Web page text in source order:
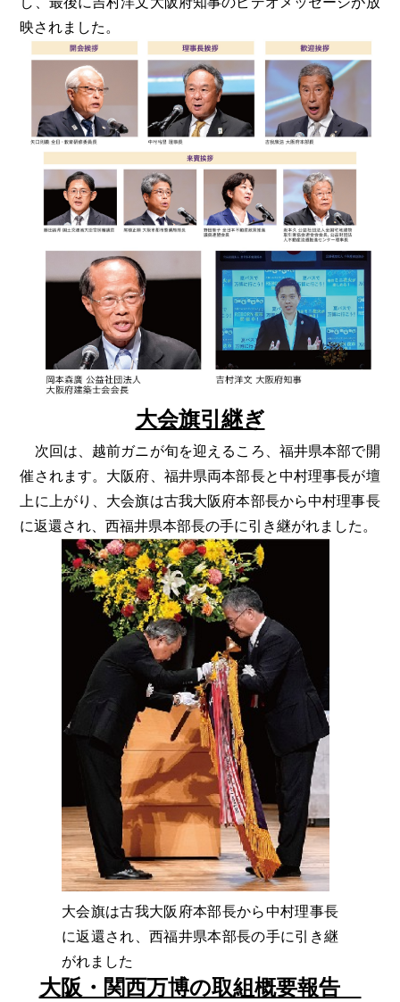
映されました。
大会旗引継ぎ
次回は、越前ガニが旬を迎えるころ、福井県本部で開
催されます。大阪府、福井県両本部長と中村理事長が壇
上に上がり、大会旗は古我大阪府本部長から中村理事長
に返還され、西福井県本部長の手に引き継がれました。
大会旗は古我大阪府本部長から中村理事長
に返還され、西福井県本部長の手に引き継
がれました
大阪・関西万博の取組概要報告